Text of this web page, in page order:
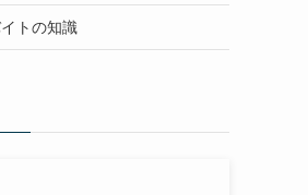
トの知識